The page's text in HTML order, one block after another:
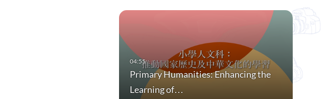
Primary Humanities: Enhancing the
Learning of…